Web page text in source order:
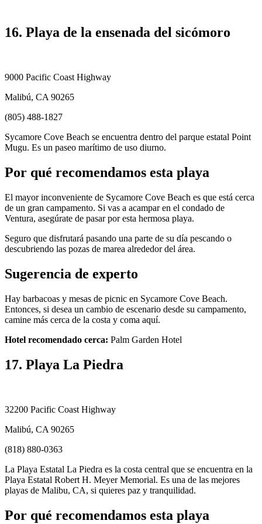
16. Playa de la ensenada del sicómoro
9000 Pacific Coast Highway
Malibú, CA 90265
(805) 488-1827
Sycamore Cove Beach se encuentra dentro del parque estatal Point
Mugu. Es un paseo marítimo de uso diurno.
Por qué recomendamos esta playa
El mayor inconveniente de Sycamore Cove Beach es que está cerca
de un gran campamento. Si vas a acampar en el condado de
Ventura, asegúrate de pasar por esta hermosa playa.
Seguro que disfrutará pasando una parte de su día pescando o
descubriendo las pozas de marea alrededor del área.
Sugerencia de experto
Hay barbacoas y mesas de picnic en Sycamore Cove Beach.
Entonces, si desea un cambio de escenario desde su campamento,
camine más cerca de la costa y coma aquí.
Hotel recomendado cerca: Palm Garden Hotel
17. Playa La Piedra
32200 Pacific Coast Highway
Malibú, CA 90265
(818) 880-0363
La Playa Estatal La Piedra es la costa central que se encuentra en la
Playa Estatal Robert H. Meyer Memorial. Es una de las mejores
playas de Malibu, CA, si quieres paz y tranquilidad.
Por qué recomendamos esta playa